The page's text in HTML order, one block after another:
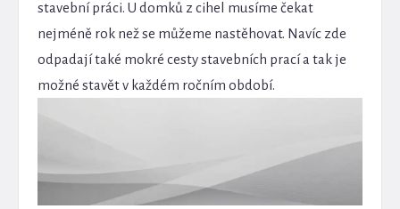
stavební práci. U domků z cihel musíme čekat
nejméně rok než se můžeme nastěhovat. Navíc zde
odpadají také mokré cesty stavebních prací a tak je
možné stavět v každém ročním období.